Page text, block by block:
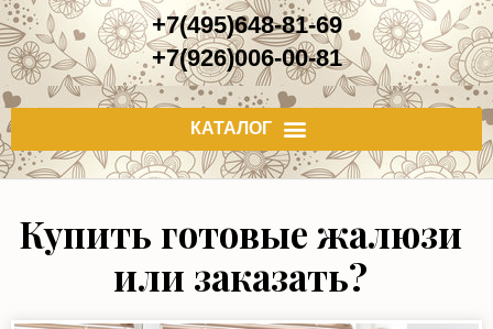
+7(495)648-81-69
+7(926)006-00-81
Купить готовые жалюзи
или заказать?